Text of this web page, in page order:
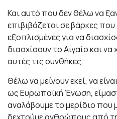
Και αυτό που δεν θέλω να
επιβιβάζεται σε βάρκες που
εξοπλισμένες για να
διασχίσουν το Αιγαίο και
αυτές τις συνθήκες.
Θέλω να μείνουν εκεί, να
ως Ευρωπαϊκή Ένωση,
αναλάβουμε το μερίδιο που